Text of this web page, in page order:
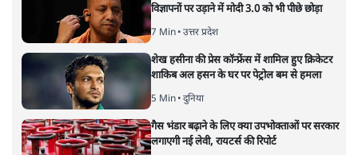
भारत–यूरोप संवाद: दूरदर्शी रणनीति या
हालात से उपजा मोड़?